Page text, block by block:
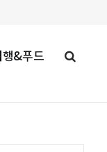
행&푸드